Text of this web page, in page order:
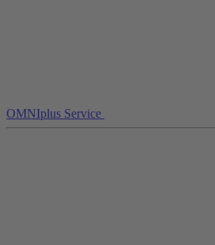
OMNIplus Service